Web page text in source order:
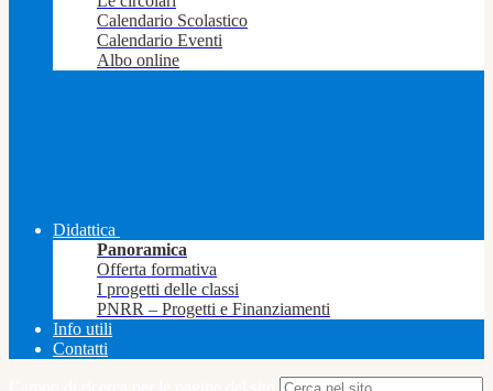
Calendario Scolastico
Calendario Eventi
Albo online
Didattica
Panoramica
Offerta formativa
I progetti delle classi
PNRR – Progetti e Finanziamenti
Info utili
Contatti